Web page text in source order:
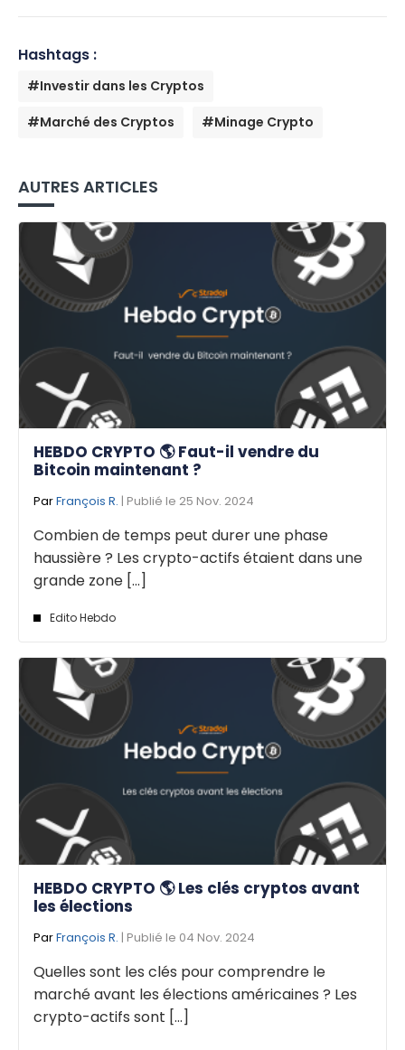
Hashtags :
#Investir dans les Cryptos
#Marché des Cryptos
#Minage Crypto
AUTRES ARTICLES
HEBDO CRYPTO 🌎 Faut-il vendre du
Bitcoin maintenant ?
ParFrançois R. | Publié le 25 Nov. 2024
Combien de temps peut durer une phase
haussière ? Les crypto-actifs étaient dans une
grande zone [...]
Edito Hebdo
HEBDO CRYPTO 🌎 Les clés cryptos avant
les élections
ParFrançois R. | Publié le 04 Nov. 2024
Quelles sont les clés pour comprendre le
marché avant les élections américaines ? Les
crypto-actifs sont [...]